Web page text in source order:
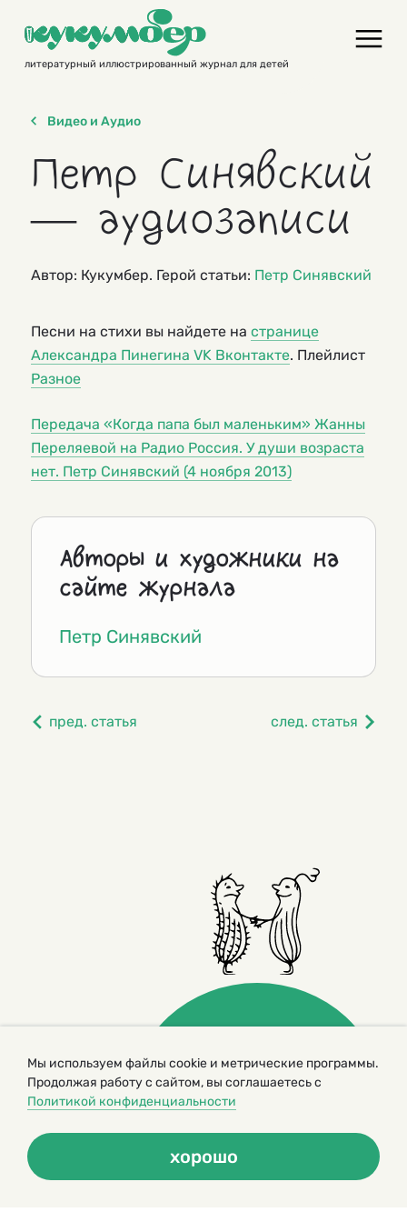
contentлитературный иллюстрированный журнал для детей
Видео и Аудио
Петр Синявский
— аудиозаписи
Автор: Кукумбер. Герой статьи: Петр Синявский
Песни на стихи вы найдете на странице
Александра Пинегина VK Вконтакте. Плейлист
Разное
Передача «Когда папа был маленьким» Жанны
Переляевой на Радио Россия. У души возраста
нет. Петр Синявский (4 ноября 2013)
Авторы и художники на
сайте журнала
Петр Синявский
пред. статья след. статья
© 2000 – 2026. Кукумбер. Литературный иллюстрированный
журнал для детей
Политика конфиденциальности
Мы используем файлы cookie и метрические программы.
Продолжая работу с сайтом, вы соглашаетесь с
Политикой конфиденциальности
хорошо